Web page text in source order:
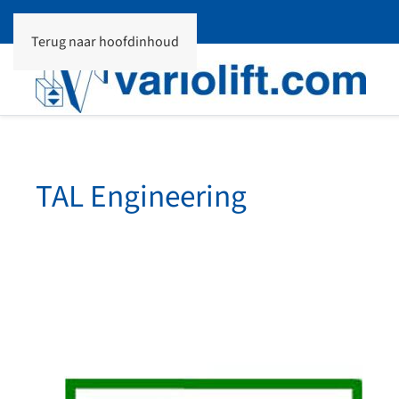
Terug naar hoofdinhoud
TAL Engineering